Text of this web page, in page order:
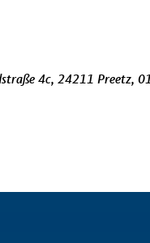
4c, 24211 Preetz,